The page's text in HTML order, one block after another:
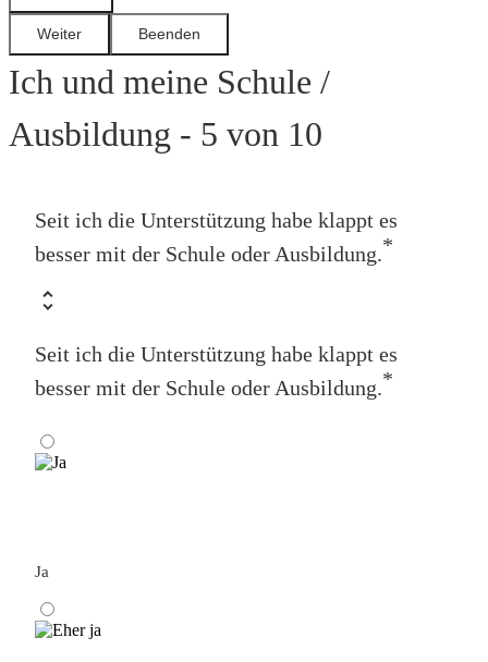
Ich und meine Schule /
Ausbildung - 5 von 10
Seit ich die Unterstützung habe klappt es
besser mit der Schule oder Ausbildung.*
Seit ich die Unterstützung habe klappt es
besser mit der Schule oder Ausbildung.*
Ja